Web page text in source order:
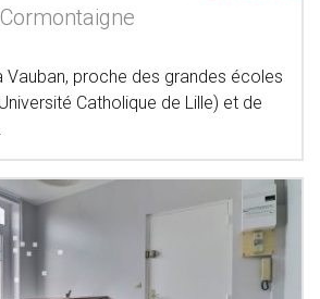
Vauban, proche des grandes écoles
Catholique de Lille) et de